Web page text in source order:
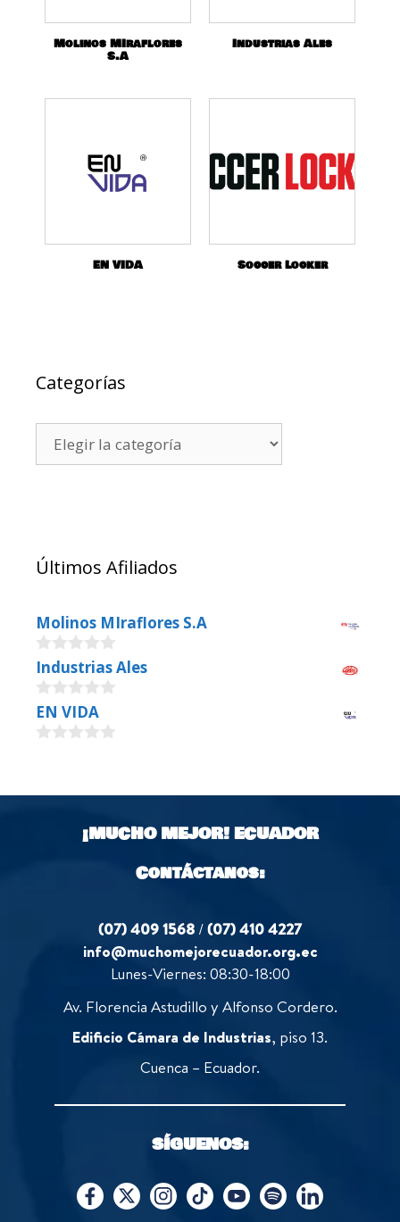
Molinos MIraflores
S.A
Industrias Ales
EN VIDA Soccer Locker
Categorías
Últimos Afiliados
Molinos MIraflores S.A
0
o
u
t
o
f
Industrias Ales
0
o
u
5
EN VIDA
t
¡MUCHO MEJOR!ECUADOR
Contáctanos:
(07) 409 1568 /(07) 410 4227
info@muchomejorecuador.org.ec
Lunes-Viernes: 08:30-18:00
Av. Florencia Astudillo y Alfonso Cordero.
Edificio Cámara de Industrias, piso 13.
Cuenca – Ecuador.
SÍGUENOS: